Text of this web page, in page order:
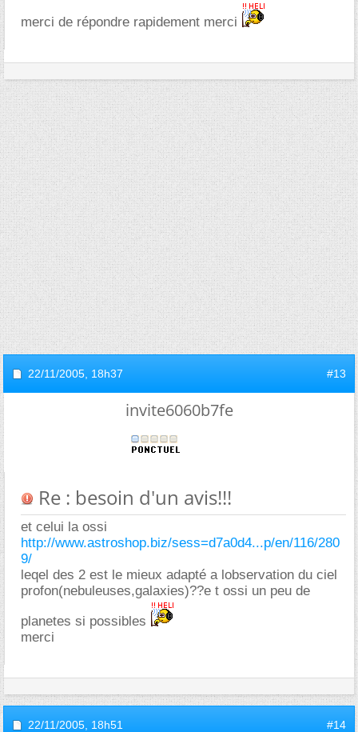
merci de répondre rapidement merci
22/11/2005, 18h37 #13
invite6060b7fe
Re : besoin d'un avis!!!
et celui la ossi
http://www.astroshop.biz/sess=d7a0d4...p/en/116/280
9/
leqel des 2 est le mieux adapté a lobservation du ciel
profon(nebuleuses,galaxies)??e t ossi un peu de
planetes si possibles
merci
22/11/2005, 18h51 #14